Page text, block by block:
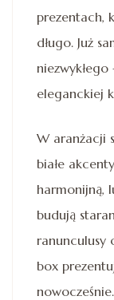
prezentach,
długo. Już
eleganckiej
W aranżacji
białe
harmonijną,
budują
ranunculusy
box
nowocześnie.